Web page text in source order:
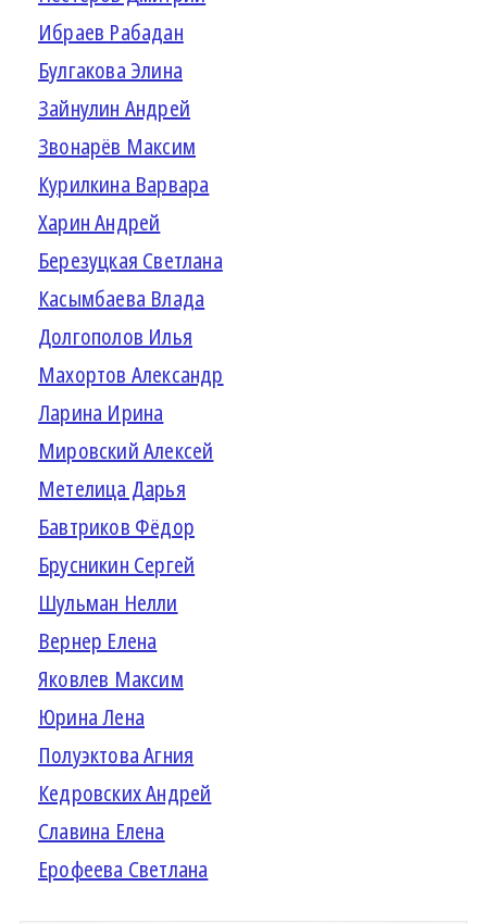
Ибраев Рабадан
Булгакова Элина
Зайнулин Андрей
Звонарёв Максим
Курилкина Варвара
Харин Андрей
Березуцкая Светлана
Касымбаева Влада
Долгополов Илья
Махортов Александр
Ларина Ирина
Мировский Алексей
Метелица Дарья
Бавтриков Фёдор
Брусникин Сергей
Шульман Нелли
Вернер Елена
Яковлев Максим
Юрина Лена
Полуэктова Агния
Кедровских Андрей
Славина Елена
Ерофеева Светлана